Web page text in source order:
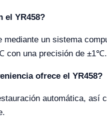
el YR458?
un sistema
con una precisión de ±1℃.
ofrece el YR458?
automática, así